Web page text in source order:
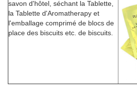
savon d'hôtel, séchant la Tablette,
la Tablette d'Aromatherapy et
l'emballage comprimé de blocs de
place des biscuits etc. de biscuits.